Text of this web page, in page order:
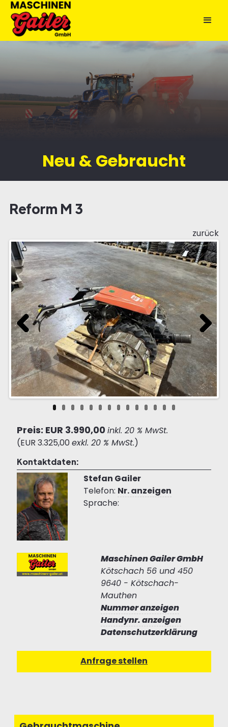
Neu & Gebraucht
Reform M 3
zurück
Previous Next
Preis: EUR 3.990,00 inkl. 20 % MwSt.
(EUR 3.325,00 exkl. 20 % MwSt.)
Kontaktdaten:
Stefan Gailer
Telefon: Nr. anzeigen
Sprache:
Maschinen Gailer GmbH
Kötschach 56 und 450
9640 - Kötschach-
Mauthen
Nummer anzeigen
Handynr. anzeigen
Datenschutzerklärung